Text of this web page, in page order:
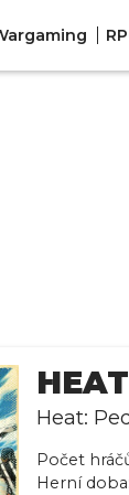
HEAT
Heat:
Počet
Herní doba: